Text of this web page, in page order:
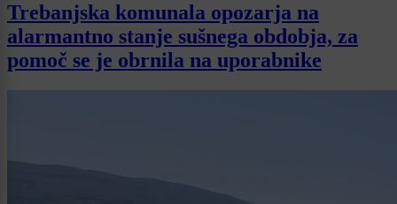
Trebanjska komunala opozarja na
alarmantno stanje sušnega obdobja, za
pomoč se je obrnila na uporabnike